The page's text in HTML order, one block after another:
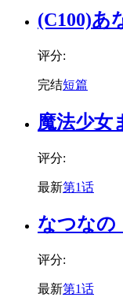
(C100)あ
评分:
完结短篇
魔法少女
评分:
最新第1话
なつなの
评分:
最新第1话